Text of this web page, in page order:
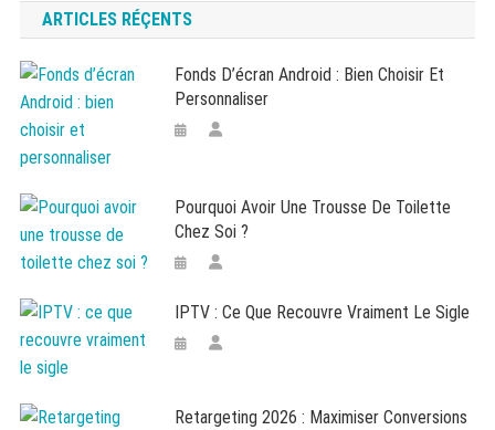
ARTICLES RÉÇENTS
Fonds D’écran Android : Bien Choisir Et
Personnaliser
Pourquoi Avoir Une Trousse De Toilette
Chez Soi ?
IPTV : Ce Que Recouvre Vraiment Le Sigle
Retargeting 2026 : Maximiser Conversions